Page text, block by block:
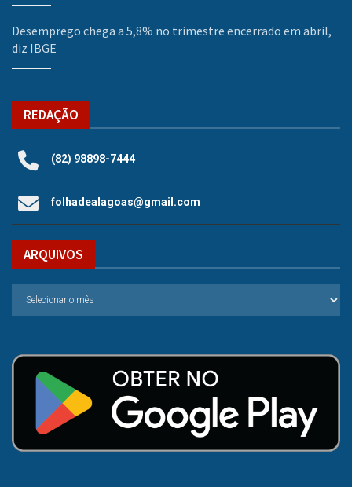
Desemprego chega a 5,8% no trimestre encerrado em abril,
diz IBGE
REDAÇÃO
(82) 98898-7444
folhadealagoas@gmail.com
ARQUIVOS